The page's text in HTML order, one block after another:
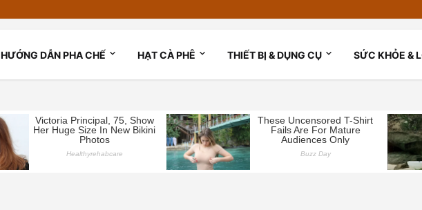
HƯỚNG DẪN PHA CHẾ HẠT CÀ PHÊ THIẾT BỊ & DỤNG CỤ SỨC KHỎE &